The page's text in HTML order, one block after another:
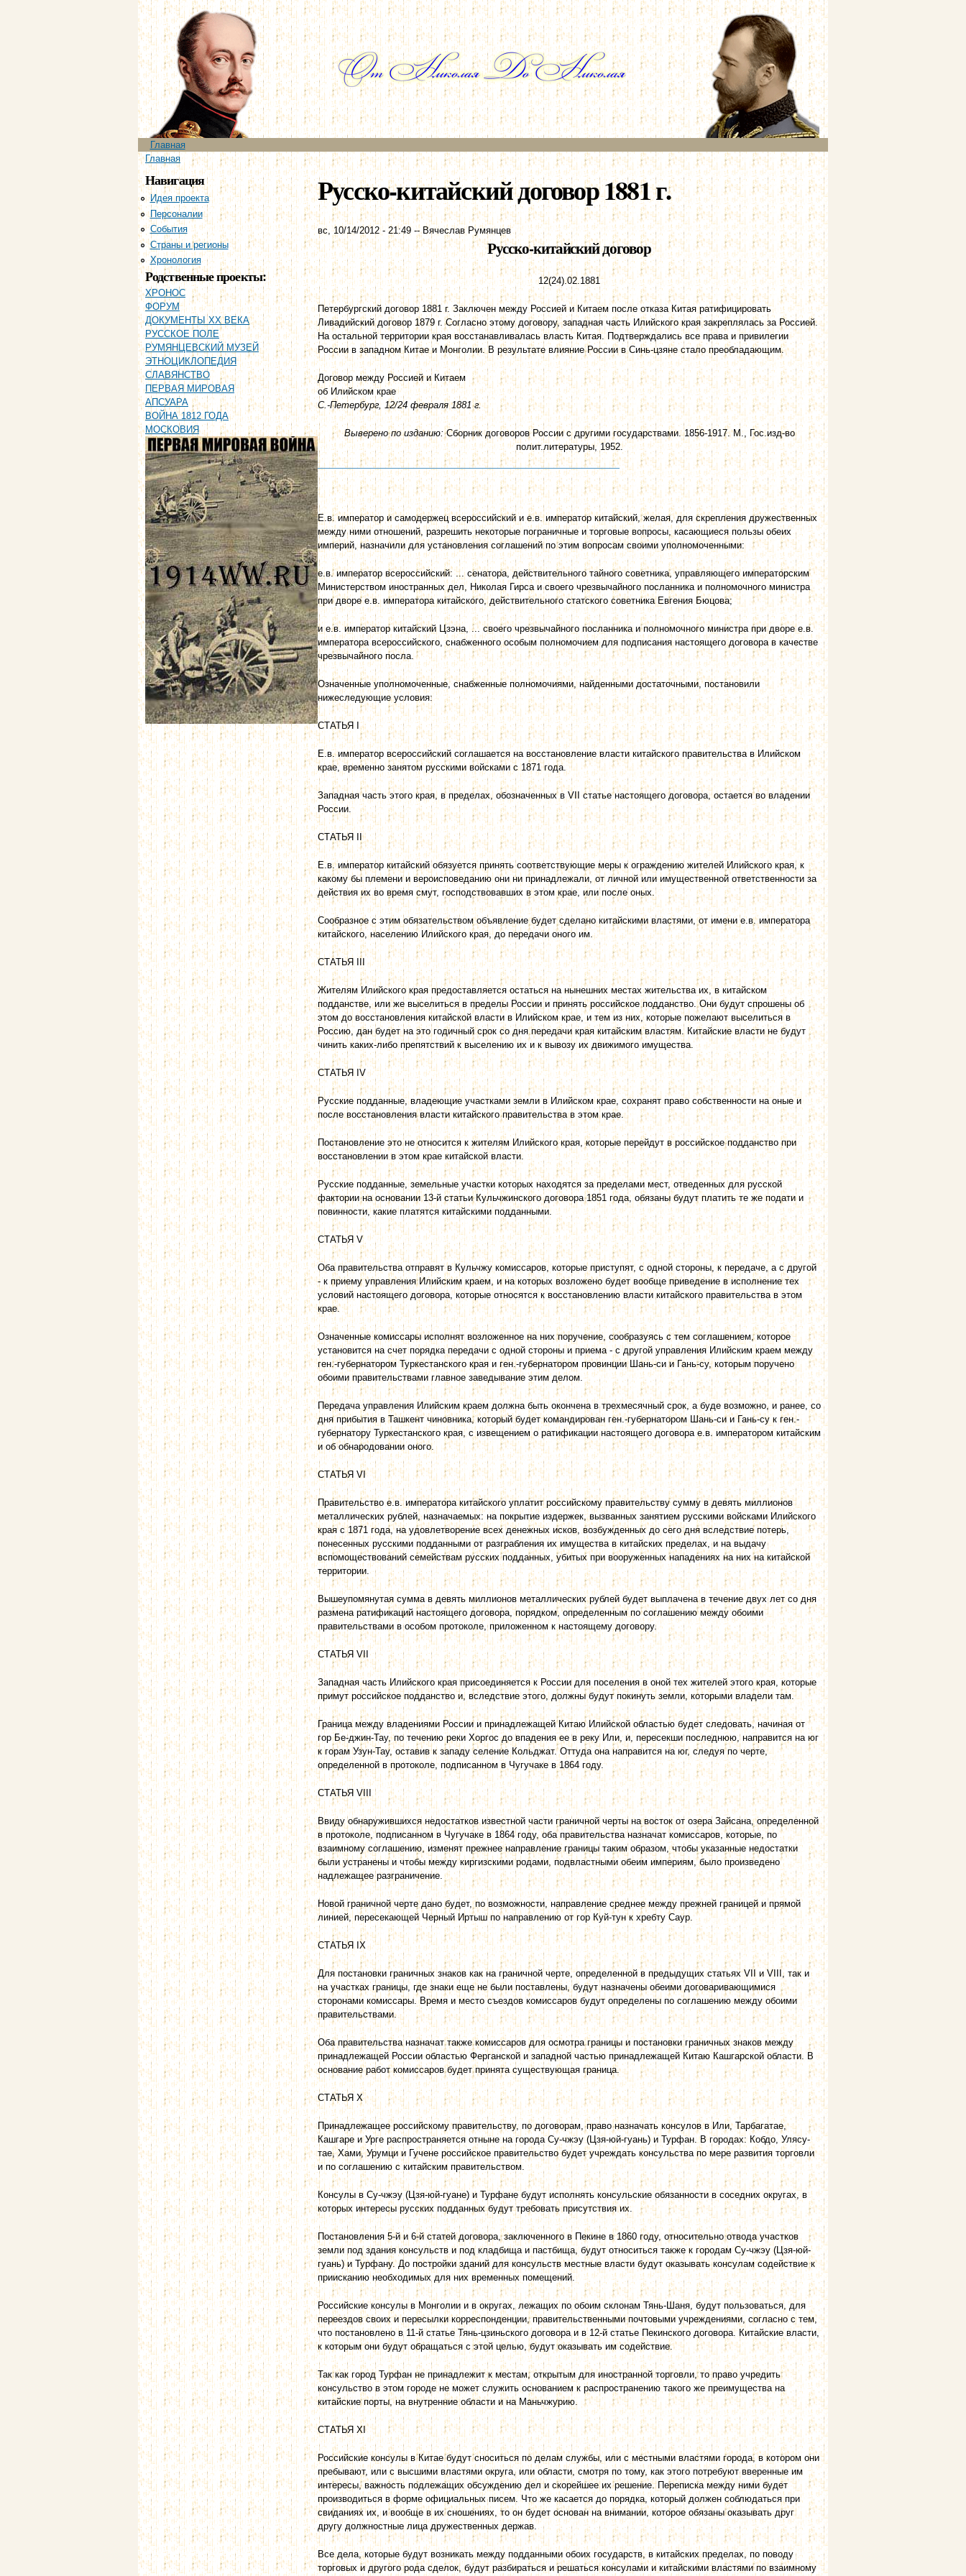
Перейти к
основному
содержанию
Главное меню
Главная
Вы здесь
Главная
Навигация
Идея проекта
Персоналии
События
Страны и регионы
Хронология
Родственные проекты:
ХРОНОС
ФОРУМ
ДОКУМЕНТЫ XX ВЕКА
РУССКОЕ ПОЛЕ
РУМЯНЦЕВСКИЙ МУЗЕЙ
ЭТНОЦИКЛОПЕДИЯ
СЛАВЯНСТВО
ПЕРВАЯ МИРОВАЯ
АПСУАРА
ВОЙНА 1812 ГОДА
МОСКОВИЯ
Русско-китайский договор 1881 г.
вс, 10/14/2012 - 21:49 --Вячеслав Румянцев
Русско-китайский договор
12(24).02.1881
Петербургский договор 1881 г. Заключен между Россией и Китаем после отказа Китая ратифицировать
Ливадийский договор 1879 г. Согласно этому договору, западная часть Илийского края закреплялась за Россией.
На остальной территории края восстанавливалась власть Китая. Подтверждались все права и привилегии
России в западном Китае и Монголии. В результате влияние России в Синь-цзяне стало преобладающим.
Договор между Россией и Китаем
об Илийском крае
С.-Петербург, 12/24 февраля 1881 г.
Выверено по изданию:Сборник договоров России с другими государствами. 1856-1917. М., Гос.изд-во
полит.литературы, 1952.
Е.в. император и самодержец всероссийский и е.в. император китайский, желая, для скрепления дружественных
между ними отношений, разрешить некоторые пограничные и торговые вопросы, касающиеся пользы обеих
империй, назначили для установления соглашений по этим вопросам своими уполномоченными:
е.в. император всероссийский: ... сенатора, действительного тайного советника, управляющего императорским
Министерством иностранных дел, Николая Гирса и своего чрезвычайного посланника и полномочного министра
при дворе е.в. императора китайского, действительного статского советника Евгения Бюцова;
и е.в. император китайский Цзэна, ... своего чрезвычайного посланника и полномочного министра при дворе е.в.
императора всероссийского, снабженного особым полномочием для подписания настоящего договора в качестве
чрезвычайного посла.
Означенные уполномоченные, снабженные полномочиями, найденными достаточными, постановили
нижеследующие условия:
СТАТЬЯ I
Е.в. император всероссийский соглашается на восстановление власти китайского правительства в Илийском
крае, временно занятом русскими войсками с 1871 года.
Западная часть этого края, в пределах, обозначенных в VII статье настоящего договора, остается во владении
России.
СТАТЬЯ II
Е.в. император китайский обязуется принять соответствующие меры к ограждению жителей Илийского края, к
какому бы племени и вероисповеданию они ни принадлежали, от личной или имущественной ответственности за
действия их во время смут, господствовавших в этом крае, или после оных.
Сообразное с этим обязательством объявление будет сделано китайскими властями, от имени е.в. императора
китайского, населению Илийского края, до передачи оного им.
СТАТЬЯ III
Жителям Илийского края предоставляется остаться на нынешних местах жительства их, в китайском
подданстве, или же выселиться в пределы России и принять российское подданство. Они будут спрошены об
этом до восстановления китайской власти в Илийском крае, и тем из них, которые пожелают выселиться в
Россию, дан будет на это годичный срок со дня передачи края китайским властям. Китайские власти не будут
чинить каких-либо препятствий к выселению их и к вывозу их движимого имущества.
СТАТЬЯ IV
Русские подданные, владеющие участками земли в Илийском крае, сохранят право собственности на оные и
после восстановления власти китайского правительства в этом крае.
Постановление это не относится к жителям Илийского края, которые перейдут в российское подданство при
восстановлении в этом крае китайской власти.
Русские подданные, земельные участки которых находятся за пределами мест, отведенных для русской
фактории на основании 13-й статьи Кульчжинского договора 1851 года, обязаны будут платить те же подати и
повинности, какие платятся китайскими подданными.
СТАТЬЯ V
Оба правительства отправят в Кульчжу комиссаров, которые приступят, с одной стороны, к передаче, а с другой
- к приему управления Илийским краем, и на которых возложено будет вообще приведение в исполнение тех
условий настоящего договора, которые относятся к восстановлению власти китайского правительства в этом
крае.
Означенные комиссары исполнят возложенное на них поручение, сообразуясь с тем соглашением, которое
установится на счет порядка передачи с одной стороны и приема - с другой управления Илийским краем между
ген.-губернатором Туркестанского края и ген.-губернатором провинции Шань-си и Гань-су, которым поручено
обоими правительствами главное заведывание этим делом.
Передача управления Илийским краем должна быть окончена в трехмесячный срок, а буде возможно, и ранее, со
дня прибытия в Ташкент чиновника, который будет командирован ген.-губернатором Шань-си и Гань-су к ген.-
губернатору Туркестанского края, с извещением о ратификации настоящего договора е.в. императором китайским
и об обнародовании оного.
СТАТЬЯ VI
Правительство е.в. императора китайского уплатит российскому правительству сумму в девять миллионов
металлических рублей, назначаемых: на покрытие издержек, вызванных занятием русскими войсками Илийского
края с 1871 года, на удовлетворение всех денежных исков, возбужденных до сего дня вследствие потерь,
понесенных русскими подданными от разграбления их имущества в китайских пределах, и на выдачу
вспомоществований семействам русских подданных, убитых при вооруженных нападениях на них на китайской
территории.
Вышеупомянутая сумма в девять миллионов металлических рублей будет выплачена в течение двух лет со дня
размена ратификаций настоящего договора, порядком, определенным по соглашению между обоими
правительствами в особом протоколе, приложенном к настоящему договору.
СТАТЬЯ VII
Западная часть Илийского края присоединяется к России для поселения в оной тех жителей этого края, которые
примут российское подданство и, вследствие этого, должны будут покинуть земли, которыми владели там.
Граница между владениями России и принадлежащей Китаю Илийской областью будет следовать, начиная от
гор Бе-джин-Тау, по течению реки Хоргос до впадения ее в реку Или, и, пересекши последнюю, направится на юг
к горам Узун-Тау, оставив к западу селение Кольджат. Оттуда она направится на юг, следуя по черте,
определенной в протоколе, подписанном в Чугучаке в 1864 году.
СТАТЬЯ VIII
Ввиду обнаружившихся недостатков известной части граничной черты на восток от озера Зайсана, определенной
в протоколе, подписанном в Чугучаке в 1864 году, оба правительства назначат комиссаров, которые, по
взаимному соглашению, изменят прежнее направление границы таким образом, чтобы указанные недостатки
были устранены и чтобы между киргизскими родами, подвластными обеим империям, было произведено
надлежащее разграничение.
Новой граничной черте дано будет, по возможности, направление среднее между прежней границей и прямой
линией, пересекающей Черный Иртыш по направлению от гор Куй-тун к хребту Саур.
СТАТЬЯ IX
Для постановки граничных знаков как на граничной черте, определенной в предыдущих статьях VII и VIII, так и
на участках границы, где знаки еще не были поставлены, будут назначены обеими договаривающимися
сторонами комиссары. Время и место съездов комиссаров будут определены по соглашению между обоими
правительствами.
Оба правительства назначат также комиссаров для осмотра границы и постановки граничных знаков между
принадлежащей России областью Ферганской и западной частью принадлежащей Китаю Кашгарской области. В
основание работ комиссаров будет принята существующая граница.
СТАТЬЯ Х
Принадлежащее российскому правительству, по договорам, право назначать консулов в Или, Тарбагатае,
Кашгаре и Урге распространяется отныне на города Су-чжэу (Цзя-юй-гуань) и Турфан. В городах: Кобдо, Улясу-
тае, Хами, Урумци и Гучене российское правительство будет учреждать консульства по мере развития торговли
и по соглашению с китайским правительством.
Консулы в Су-чжэу (Цзя-юй-гуане) и Турфане будут исполнять консульские обязанности в соседних округах, в
которых интересы русских подданных будут требовать присутствия их.
Постановления 5-й и 6-й статей договора, заключенного в Пекине в 1860 году, относительно отвода участков
земли под здания консульств и под кладбища и пастбища, будут относиться также к городам Су-чжэу (Цзя-юй-
гуань) и Турфану. До постройки зданий для консульств местные власти будут оказывать консулам содействие к
приисканию необходимых для них временных помещений.
Российские консулы в Монголии и в округах, лежащих по обоим склонам Тянь-Шаня, будут пользоваться, для
переездов своих и пересылки корреспонденции, правительственными почтовыми учреждениями, согласно с тем,
что постановлено в 11-й статье Тянь-цзиньского договора и в 12-й статье Пекинского договора. Китайские власти,
к которым они будут обращаться с этой целью, будут оказывать им содействие.
Так как город Турфан не принадлежит к местам, открытым для иностранной торговли, то право учредить
консульство в этом городе не может служить основанием к распространению такого же преимущества на
китайские порты, на внутренние области и на Маньчжурию.
СТАТЬЯ XI
Российские консулы в Китае будут сноситься по делам службы, или с местными властями города, в котором они
пребывают, или с высшими властями округа, или области, смотря по тому, как этого потребуют вверенные им
интересы, важность подлежащих обсуждению дел и скорейшее их решение. Переписка между ними будет
производиться в форме официальных писем. Что же касается до порядка, который должен соблюдаться при
свиданиях их, и вообще в их сношениях, то он будет основан на внимании, которое обязаны оказывать друг
другу должностные лица дружественных держав.
Все дела, которые будут возникать между подданными обоих государств, в китайских пределах, по поводу
торговых и другого рода сделок, будут разбираться и решаться консулами и китайскими властями по взаимному